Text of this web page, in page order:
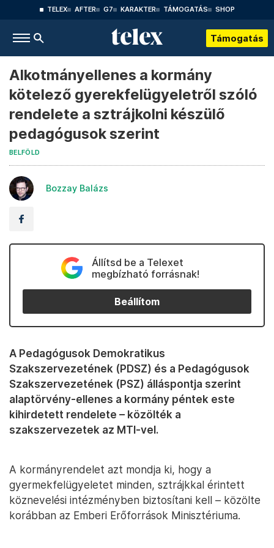
TELEX AFTER G7 KARAKTER TÁMOGATÁS SHOP
Támogatás
Alkotmányellenes a kormány
kötelező gyerekfelügyeletről szóló
rendelete a sztrájkolni készülő
pedagógusok szerint
BELFÖLD
Bozzay Balázs
Állítsd be a Telexet
megbízható forrásnak!
Beállítom
A Pedagógusok Demokratikus
Szakszervezetének (PDSZ) és a Pedagógusok
Szakszervezetének (PSZ) álláspontja szerint
alaptörvény-ellenes a kormány péntek este
kihirdetett rendelete – közölték a
szakszervezetek az MTI-vel.
A kormányrendelet azt mondja ki, hogy a
gyermekfelügyeletet minden, sztrájkkal érintett
köznevelési intézményben biztosítani kell – közölte
korábban az Emberi Erőforrások Minisztériuma.